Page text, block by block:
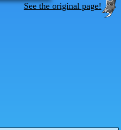
See the original page!